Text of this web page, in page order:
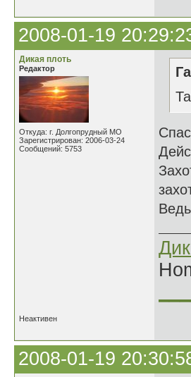
2008-01-19
Дикая плоть
Редактор
Откуда: г. Долгопрудный МО
Зарегистрирован: 2006-03-24
Сообщений: 5753
Неактивен
2008-01-19